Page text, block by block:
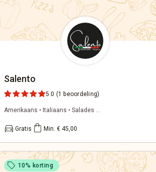
Salento
5.0 (1 beoordeling)
Amerikaans • Italiaans • Salades ...
directions_car Gratis shopping_bag Min. € 45,00
sell 10% korting